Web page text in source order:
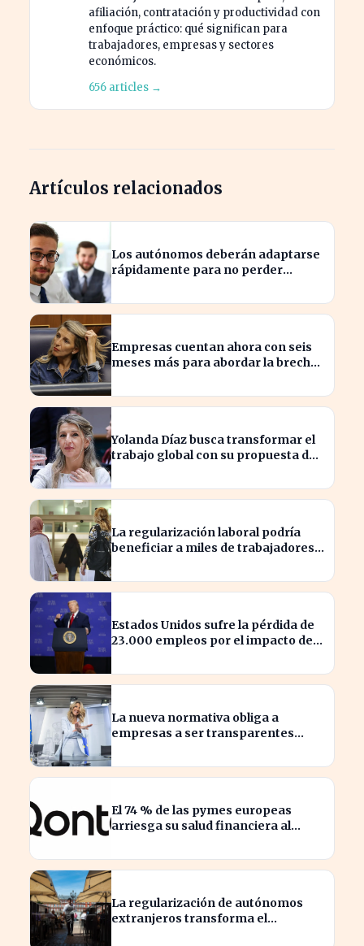
afiliación, contratación y productividad con
enfoque práctico: qué significan para
trabajadores, empresas y sectores
económicos.
656 articles →
Artículos relacionados
Los autónomos deberán adaptarse
rápidamente para no perder
Empresas cuentan ahora con seis
meses más para abordar la brecha
confidencialidad
Yolanda Díaz busca transformar el
trabajo global con su propuesta de
La regularización laboral podría
beneficiar a miles de trabajadores
Estados Unidos sufre la pérdida de
23.000 empleos por el impacto de
La nueva normativa obliga a
empresas a ser transparentes
en puestos similares
El 74 % de las pymes europeas
arriesga su salud financiera al
La regularización de autónomos
extranjeros transforma el